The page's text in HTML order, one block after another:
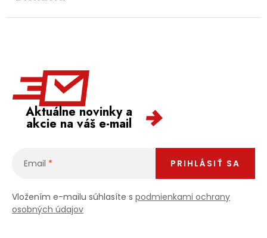
Aktuálne novinky a
akcie na váš e-mail
Email
Vložením e-mailu súhlasíte s podmienkami ochrany
osobných údajov
PRIHLÁSIŤ SA